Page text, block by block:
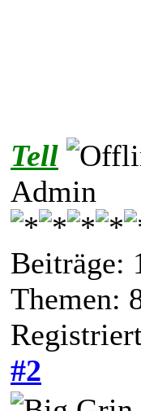
Tell
Admin
Beiträge:
Themen:
#2